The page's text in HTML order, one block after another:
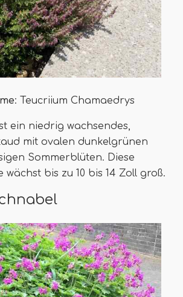
: Teucriium Chamaedrys
ein niedrig wachsendes,
mit ovalen dunkelgrünen
Sommerblüten. Diese
wächst bis zu 10 bis 14 Zoll groß.